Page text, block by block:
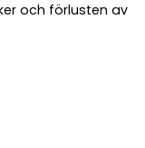
och förlusten av